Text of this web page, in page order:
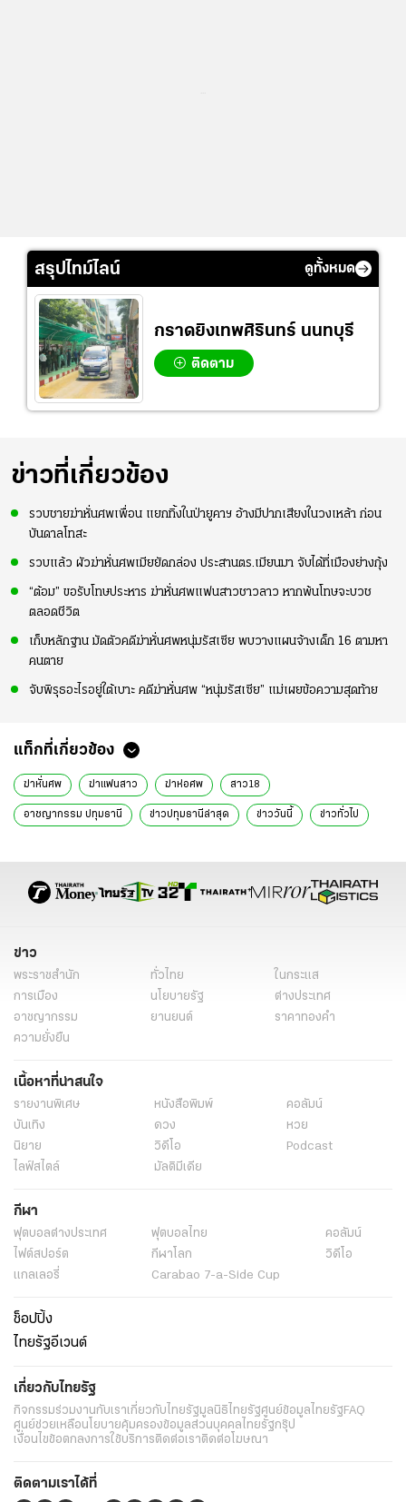
สรุปไทม์ไลน์ ดูทั้งหมด
กราดยิงเทพศิรินทร์ นนทบุรี
ติดตาม
ข่าวที่เกี่ยวข้อง
รวบชายฆ่าหั่นศพเพื่อน แยกทิ้งในป่ายูคาฯ อ้างมีปากเสียงในวงเหล้า ก่อน
บันดาลโทสะ
รวบแล้ว ผัวฆ่าหั่นศพเมียยัดกล่อง ประสานตร.เมียนมา จับได้ที่เมืองย่างกุ้ง
“ต้อม” ขอรับโทษประหาร ฆ่าหั่นศพแฟนสาวชาวลาว หากพ้นโทษจะบวช
ตลอดชีวิต
เก็บหลักฐาน มัดตัวคดีฆ่าหั่นศพหนุ่มรัสเซีย พบวางแผนจ้างเด็ก 16 ตามหา
คนตาย
จับพิรุธอะไรอยู่ใต้เบาะ คดีฆ่าหั่นศพ “หนุ่มรัสเซีย” แม่เผยข้อความสุดท้าย
แท็กที่เกี่ยวข้อง
ฆ่าหั่นศพ ฆ่าแฟนสาว ฆ่าห่อศพ สาว18
อาชญากรรม ปทุมธานี ข่าวปทุมธานีล่าสุด ข่าววันนี้ ข่าวทั่วไป
ข่าว
พระราชสำนัก ทั่วไทย
ในกระแส
การเมือง
นโยบายรัฐ
ต่างประเทศ
อาชญากรรม
ยานยนต์
ราคาทองคำ
ความยั่งยืน
เนื้อหาที่น่าสนใจ
รายงานพิเศษ หนังสือพิมพ์
คอลัมน์
บันเทิง
ดวง
หวย
นิยาย
วิดีโอ
Podcast
ไลฟ์สไตล์
มัลติมีเดีย
กีฬา
ฟุตบอลต่่างประเทศ ฟุตบอลไทย
คอลัมน์
ไฟต์สปอร์ต
กีฬาโลก
วิดีโอ
แกลเลอรี่
Carabao 7-a-Side Cup
ช็อปปิ้ง
ไทยรัฐอีเวนต์
เกี่ยวกับไทยรัฐ
กิจกรรมร่วมงานกับเราเกี่ยวกับไทยรัฐมูลนิธิไทยรัฐศูนย์ข้อมูลไทยรัฐFAQ
ศูนย์ช่วยเหลือนโยบายคุ้มครองข้อมูลส่วนบุคคลไทยรัฐกรุ๊ป
เงื่อนไขข้อตกลงการใช้บริการติดต่อเราติดต่อโฆษณา
ติดตามเราได้ที่